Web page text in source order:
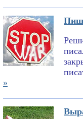
»